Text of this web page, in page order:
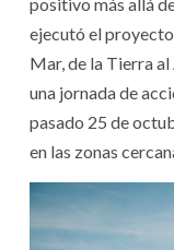
ejecutó el
Mar, de la Tierra al
una jornada de
pasado 25 de
en las zonas